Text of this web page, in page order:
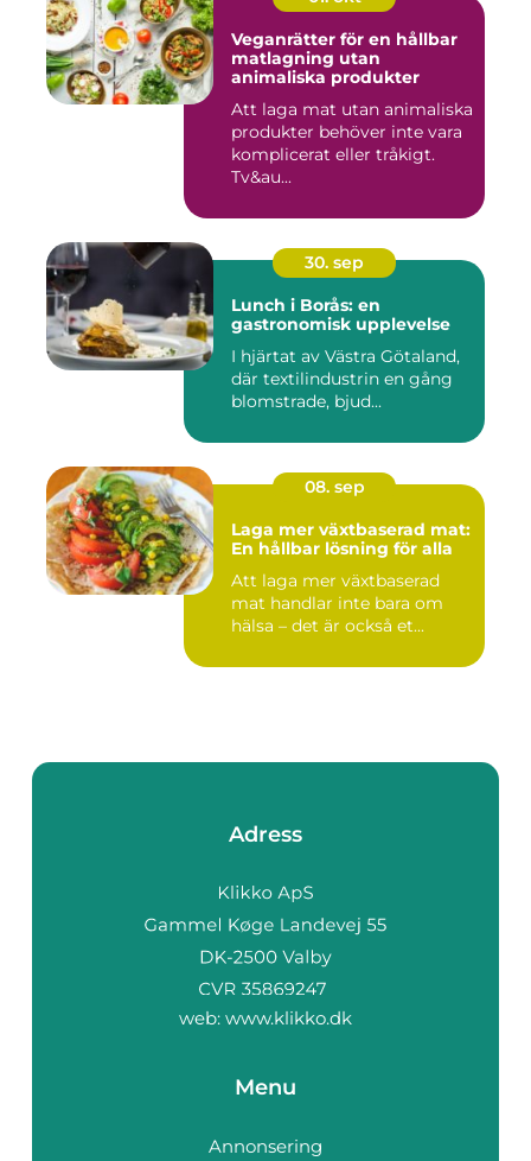
Veganrätter för en hållbar
matlagning utan
animaliska produkter
Att laga mat utan animaliska
produkter behöver inte vara
komplicerat eller tråkigt.
Tv&au...
30. sep
Lunch i Borås: en
gastronomisk upplevelse
I hjärtat av Västra Götaland,
där textilindustrin en gång
blomstrade, bjud...
08. sep
Laga mer växtbaserad mat:
En hållbar lösning för alla
Att laga mer växtbaserad
mat handlar inte bara om
hälsa – det är också et...
Adress
web: www.klikko.dk
Menu
Annonsering